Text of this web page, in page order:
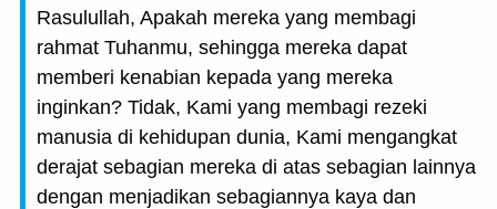
Rasulullah, Apakah mereka yang membagi
rahmat Tuhanmu, sehingga mereka dapat
memberi kenabian kepada yang mereka
inginkan? Tidak, Kami yang membagi rezeki
manusia di kehidupan dunia, Kami mengangkat
derajat sebagian mereka di atas sebagian lainnya
dengan menjadikan sebagiannya kaya dan